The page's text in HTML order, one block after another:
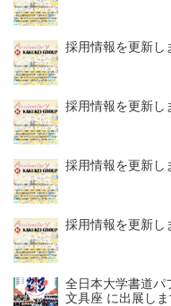
採用情報を更新し
採用情報を更新し
採用情報を更新し
採用情報を更新し
全日本大学書道
文具座 に出展しま